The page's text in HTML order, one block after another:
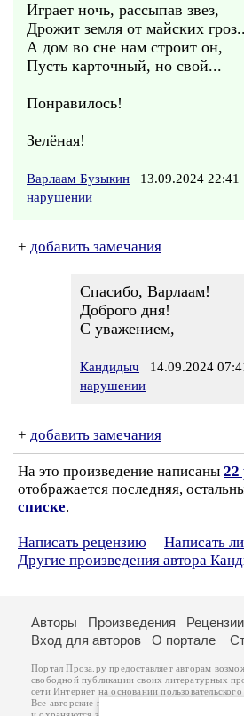
Играет ночь, рассыпав звез,
Дрожит земля от майских
А дом во сне нам строит он,
Пусть карточный, но свой...
Понравилось!
Зелёная!
Варлаам Бузыкин 13.09.2024 22:41
нарушении
+ добавить замечания
Спасибо, Варлаам!
Доброго дня!
С уважением,
Кандидыч 14.09.2024
нарушении
+ добавить замечания
На это произведение написаны 22
отображается последняя,
списке.
Написать рецензию
Написать
Другие произведения автора
Авторы Произведения Рецензии
Вход для авторов
О портале
Портал Проза.ру предоставляет авторам
свободной публикации своих литературных
сети Интернет на основании
Все авторские права на произведения